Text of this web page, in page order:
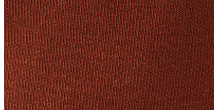
Dış Giyim
Yağmurluk
Trenchcoat
Mont
Ceket
Erkek
Erkek
Öne Çıkanlar
Öne Çıkanlar
Yaz Ürünleri
İndirimdekiler
Online Özel Koleksiyon